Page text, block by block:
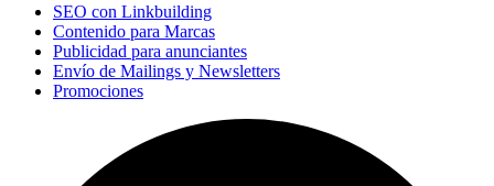
SEO con Linkbuilding
Contenido para Marcas
Publicidad para anunciantes
Envío de Mailings y Newsletters
Promociones